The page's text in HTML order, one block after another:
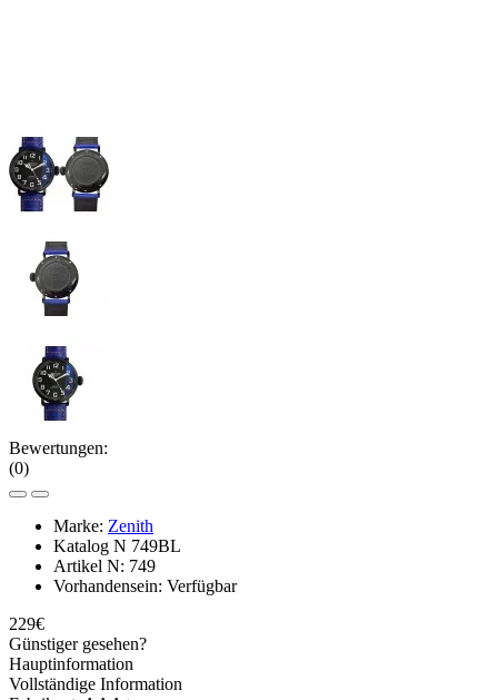
Bewertungen:
(0)
Marke: Zenith
Katalog N 749BL
Artikel N: 749
Vorhandensein: Verfügbar
229€
Günstiger gesehen?
Hauptinformation
Vollständige Information